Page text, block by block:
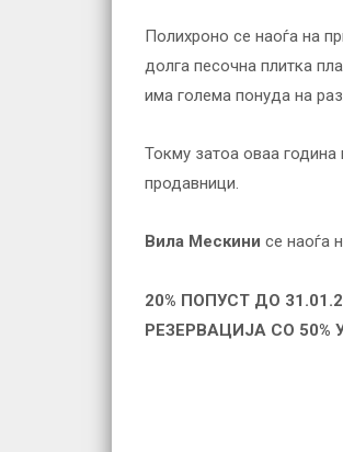
Полихроно се наоѓа на
долга песочна плитка
има голема понуда на
Токму затоа оваа година
продавници.
Вила Мескини се наоѓа
20% ПОПУСТ ДО
РЕЗЕРВАЦИЈА СО 50%